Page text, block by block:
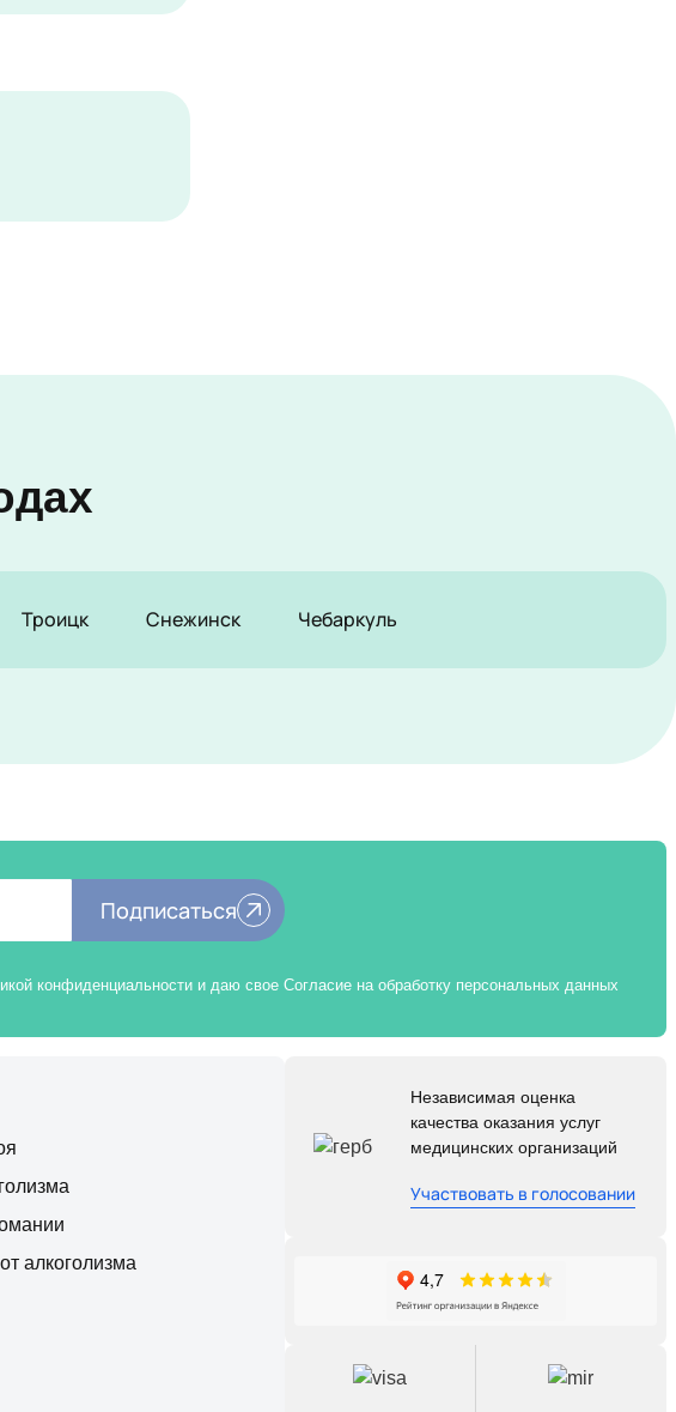
Троицк Снежинск Чебаркуль
Подписаться
конфиденциальности и даю свое Согласие на обработку персональных данных
алкоголизма
Независимая оценка
качества оказания услуг
медицинских организаций
Участвовать в голосовании